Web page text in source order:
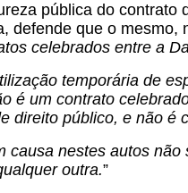
pública do contrato
defende que o mesmo,
celebrados entre a
temporária de
é um contrato
direito público, e não é
causa nestes autos
outra.”